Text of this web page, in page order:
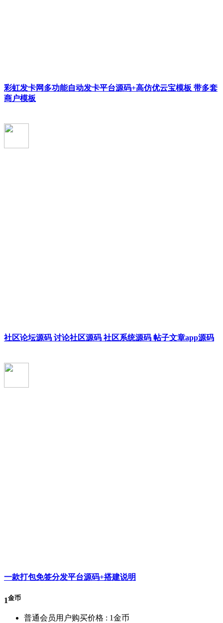
彩虹发卡网多功能自动发卡平台源码+高仿优云宝模板 带多套
商户模板
社区论坛源码 讨论社区源码 社区系统源码 帖子文章app源码
一款打包免签分发平台源码+搭建说明
1金币
普通会员用户购买价格 : 1金币